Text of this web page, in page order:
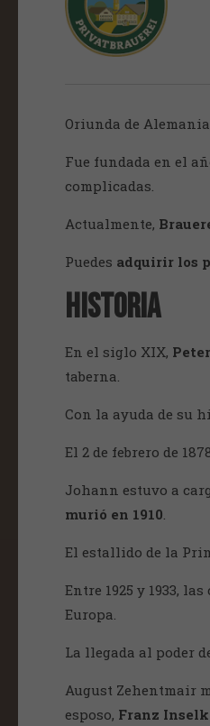
Oriunda de
Fue fundada en el
complicadas.
Actualmente,
Puedes adquirir los
Historia
En el siglo XIX,
taberna.
Con la ayuda de su
El 2 de febrero de
Johann estuvo a
murió en 1910
El estallido de la
Entre 1925 y 1933,
Europa.
La llegada al poder
August Zehentmair
esposo, Franz